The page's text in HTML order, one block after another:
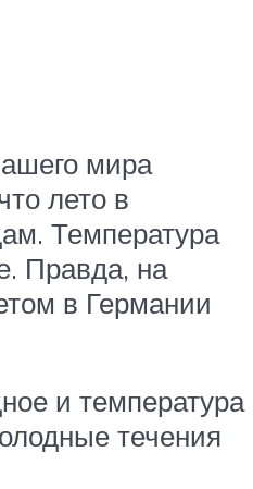
мира
лето в
Температура
Правда, на
в Германии
и температура
течения